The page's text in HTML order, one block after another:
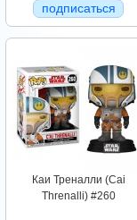
подписаться
Каи Треналли (Cai
Threnalli) #260